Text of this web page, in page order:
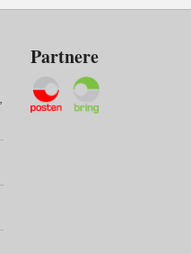
Partnere